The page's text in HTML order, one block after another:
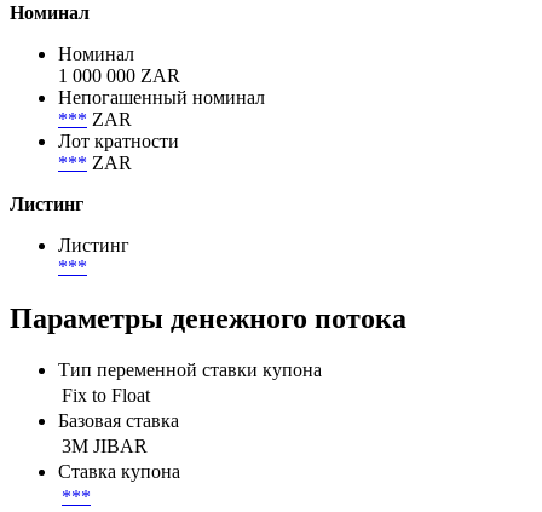
Номинал
Номинал
1 000 000 ZAR
Непогашенный номинал
*** ZAR
Лот кратности
*** ZAR
Листинг
Листинг
***
Параметры денежного потока
Тип переменной ставки купона
Fix to Float
Базовая ставка
3M JIBAR
Ставка купона
***